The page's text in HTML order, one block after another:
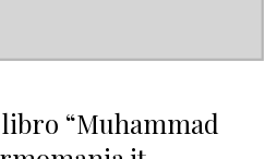
“Muhammad